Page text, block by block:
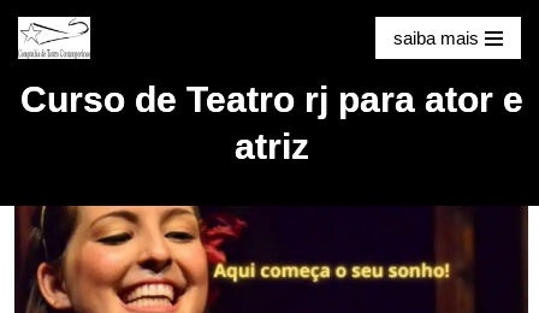
Pular
para
saiba mais
Curso de Teatro rj para ator e
atriz